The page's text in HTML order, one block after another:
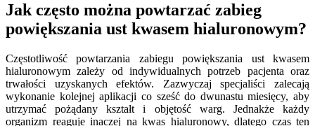
Jak często można powtarzać zabieg
powiększania ust kwasem hialuronowym?
Częstotliwość powtarzania zabiegu powiększania ust kwasem
hialuronowym zależy od indywidualnych potrzeb pacjenta oraz
trwałości uzyskanych efektów. Zazwyczaj specjaliści zalecają
wykonanie kolejnej aplikacji co sześć do dwunastu miesięcy, aby
utrzymać pożądany kształt i objętość warg. Jednakże każdy
organizm reaguje inaczej na kwas hialuronowy, dlatego czas ten